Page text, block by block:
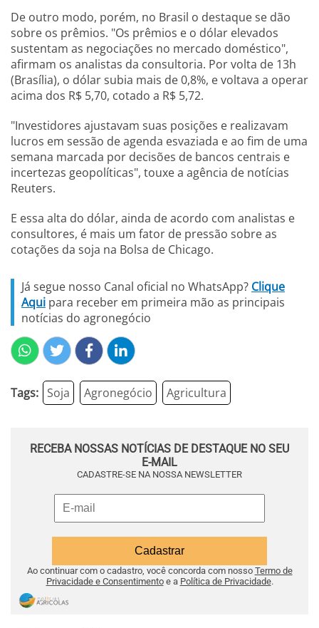
De outro modo, porém, no Brasil o destaque se dão
sobre os prêmios. "Os prêmios e o dólar elevados
sustentam as negociações no mercado doméstico",
afirmam os analistas da consultoria. Por volta de 13h
(Brasília), o dólar subia mais de 0,8%, e voltava a operar
acima dos R$ 5,70, cotado a R$ 5,72.
"Investidores ajustavam suas posições e realizavam
lucros em sessão de agenda esvaziada e ao fim de uma
semana marcada por decisões de bancos centrais e
incertezas geopolíticas", touxe a agência de notícias
Reuters.
E essa alta do dólar, ainda de acordo com analistas e
consultores, é mais um fator de pressão sobre as
cotações da soja na Bolsa de Chicago.
Já segue nosso Canal oficial no WhatsApp? Clique
Aqui para receber em primeira mão as principais
notícias do agronegócio
Tags: Soja Agronegócio Agricultura
RECEBA NOSSAS NOTÍCIAS DE DESTAQUE NO SEU
E-MAIL
CADASTRE-SE NA NOSSA NEWSLETTER
Ao continuar com o cadastro, você concorda com nosso Termo de
Privacidade e Consentimentoe a Política de Privacidade.